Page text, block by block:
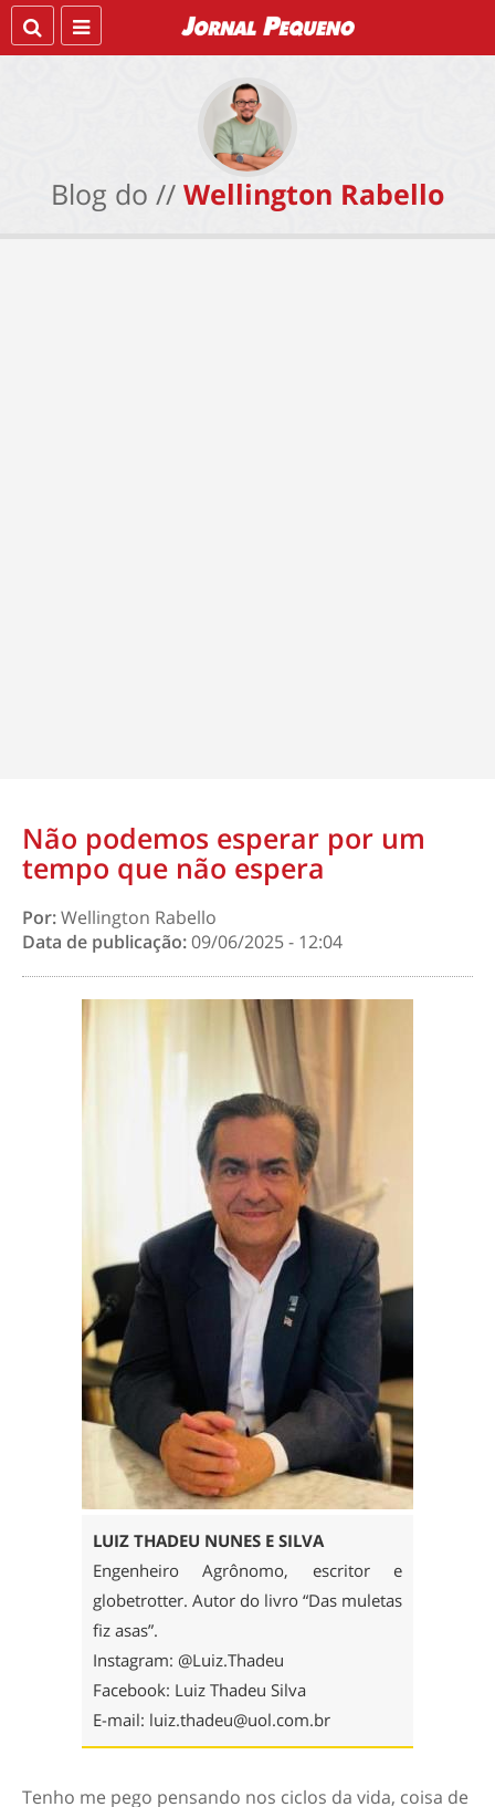
Blog do // Wellington Rabello
Não podemos esperar por um
tempo que não espera
Por:Wellington Rabello
Data de publicação:09/06/2025 - 12:04
LUIZ THADEU NUNES E SILVA
Engenheiro Agrônomo, escritor e
globetrotter. Autor do livro “Das muletas
fiz asas”.
Instagram: @Luiz.Thadeu
Facebook: Luiz Thadeu Silva
E-mail: luiz.thadeu@uol.com.br
Tenho me pego pensando nos ciclos da vida, coisa de